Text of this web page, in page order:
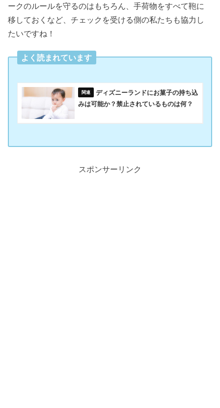
ークのルールを守るのはもちろん、手荷物をすべて鞄に
移しておくなど、チェックを受ける側の私たちも協力し
たいですね！
よく読まれています
ディズニーランドにお菓子の持ち込
みは可能か？禁止されているものは何？
スポンサーリンク